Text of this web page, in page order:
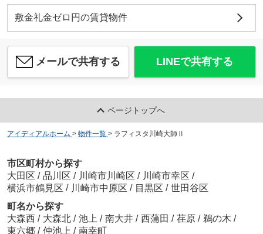
敷金礼金ゼロ円の賃貸物件
メールで共有する LINEで共有する
ページトップへ
アイディアルホーム > 物件一覧 > ラフィスタ川崎大師Ⅱ
市区町村から探す
大田区 / 品川区 / 川崎市川崎区 / 川崎市幸区 /
横浜市鶴見区 / 川崎市中原区 / 目黒区 / 世田谷区
町名から探す
大森西 / 大森北 / 池上 / 南大井 / 西蒲田 / 荏原 / 鵜の木 /
東六郷 / 仲池上 / 南幸町